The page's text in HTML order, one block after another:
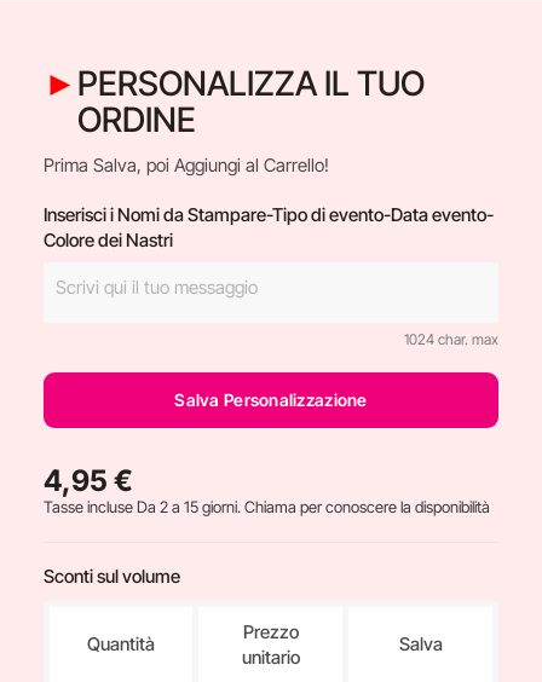
PERSONALIZZA IL TUO
ORDINE
Prima Salva, poi Aggiungi al Carrello!
Inserisci i Nomi da Stampare-Tipo di evento-Data evento-
Colore dei Nastri
1024 char. max
Salva Personalizzazione
4,95 €
Tasse incluseDa 2 a 15 giorni. Chiama per conoscere la disponibilità
Sconti sul volume
Quantità
Prezzo
unitario
Salva